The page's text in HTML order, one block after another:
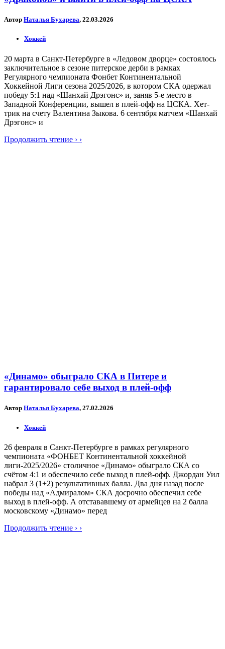
Автор Наталья Бухарева, 22.03.2026
Хоккей
20 марта в Санкт-Петербурге в «Ледовом дворце» состоялось
заключительное в сезоне питерское дерби в рамках
Регулярного чемпионата Фонбет Континентальной
Хоккейной Лиги сезона 2025/2026, в котором СКА одержал
победу 5:1 над «Шанхай Дрэгонс» и, заняв 5-е место в
Западной Конференции, вышел в плей-офф на ЦСКА. Хет-
трик на счету Валентина Зыкова. 6 сентября матчем «Шанхай
Дрэгонс» и
Продолжить чтение › ›
«Динамо» обыграло СКА в Питере и
гарантировало себе выход в плей-офф
Автор Наталья Бухарева, 27.02.2026
Хоккей
26 февраля в Санкт-Петербурге в рамках регулярного
чемпионата «ФОНБЕТ Континентальной хоккейной
лиги-2025/2026» столичное «Динамо» обыграло СКА со
счётом 4:1 и обеспечило себе выход в плей-офф. Джордан Уил
набрал 3 (1+2) результативных балла. Два дня назад после
победы над «Адмиралом» СКА досрочно обеспечил себе
выход в плей-офф. А отстававшему от армейцев на 2 балла
московскому «Динамо» перед
Продолжить чтение › ›